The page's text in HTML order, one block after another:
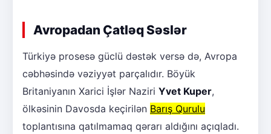
Avropadan Çatləq Səslər
Türkiyə prosesə güclü dəstək versə də, Avropa
cəbhəsində vəziyyət parçalıdır. Böyük
Britaniyanın Xarici İşlər Naziri Yvet Kuper,
ölkəsinin Davosda keçirilən Barış Qurulu
toplantısına qatılmamaq qərarı aldığını açıqladı.